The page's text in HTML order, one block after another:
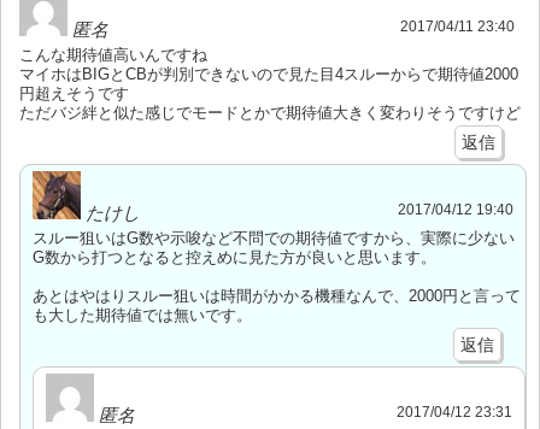
匿名 2017/04/11 23:40
こんな期待値高いんですね
マイホはBIGとCBが判別できないので見た目4スルーからで期待値2000
円超えそうです
ただバジ絆と似た感じでモードとかで期待値大きく変わりそうですけど
返信
たけし 2017/04/12 19:40
スルー狙いはG数や示唆など不問での期待値ですから、実際に少ない
G数から打つとなると控えめに見た方が良いと思います。
あとはやはりスルー狙いは時間がかかる機種なんで、2000円と言って
も大した期待値では無いです。
返信
匿名 2017/04/12 23:31